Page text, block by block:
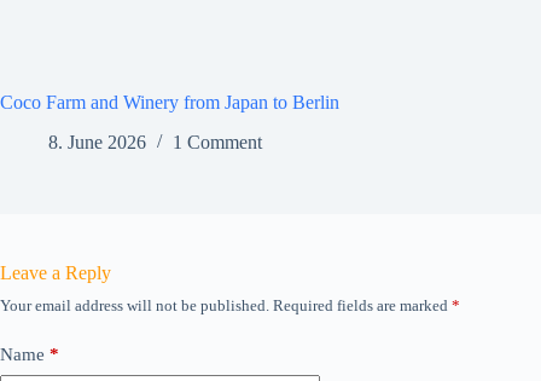
Coco Farm and Winery from Japan to Berlin
8. June 2026
1 Comment
Leave a Reply
Your email address will not be published. Required fields are marked *
Name *